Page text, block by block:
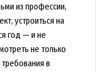
из профессии,
устроиться на
год — и не
не только
в